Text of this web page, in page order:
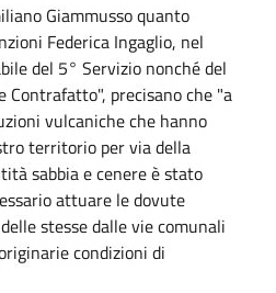
Giammusso quanto
Federica Ingaglio, nel
del 5° Servizio nonché del
Contrafatto", precisano che "a
vulcaniche che hanno
territorio per via della
sabbia e cenere è stato
attuare le dovute
stesse dalle vie comunali
condizioni di